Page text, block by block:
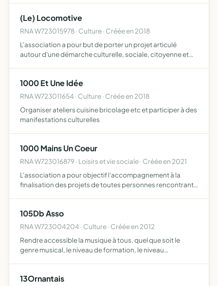
(Le) Locomotive
RNA W723015978 · Culture · Créée en 2018
L'association a pour but de porter un projet articulé
autour d'une démarche culturelle, sociale, citoyenne et
1000 Et Une Idée
RNA W723011654 · Culture · Créée en 2018
Organiser ateliers cuisine bricolage etc et participer à des
manifestations culturelles
1000 Mains Un Coeur
RNA W723016879 · Loisirs et vie sociale · Créée en 2021
L'association a pour objectif l'accompagnement à la
finalisation des projets de toutes personnes rencontrant
de c…
105Db Asso
RNA W723004204 · Culture · Créée en 2012
Rendre accessible la musique à tous, quel que soit le
genre musical, le niveau de formation, le niveau
con…
13Ornantais